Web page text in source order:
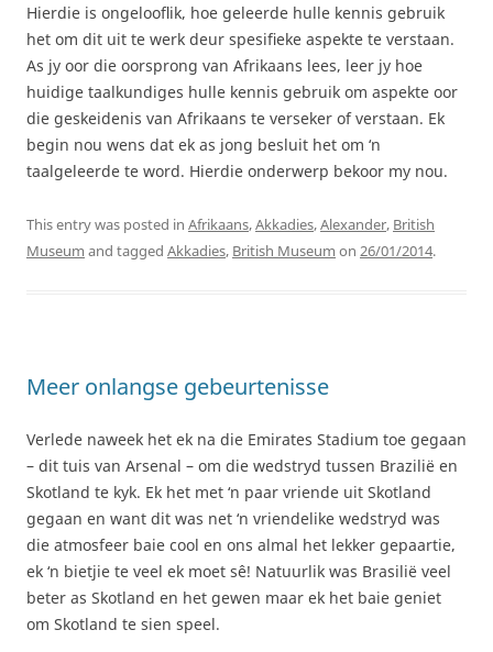
Hierdie is ongelooflik, hoe geleerde hulle kennis gebruik
het om dit uit te werk deur spesifieke aspekte te verstaan.
As jy oor die oorsprong van Afrikaans lees, leer jy hoe
huidige taalkundiges hulle kennis gebruik om aspekte oor
die geskeidenis van Afrikaans te verseker of verstaan. Ek
begin nou wens dat ek as jong besluit het om ‘n
taalgeleerde te word. Hierdie onderwerp bekoor my nou.
This entry was posted in Afrikaans,Akkadies,Alexander, British
Museum and tagged Akkadies, British Museum on 26/01/2014.
Meer onlangse gebeurtenisse
Verlede naweek het ek na die Emirates Stadium toe gegaan
– dit tuis van Arsenal – om die wedstryd tussen Brazilië en
Skotland te kyk. Ek het met ‘n paar vriende uit Skotland
gegaan en want dit was net ‘n vriendelike wedstryd was
die atmosfeer baie cool en ons almal het lekker gepaartie,
ek ‘n bietjie te veel ek moet sê! Natuurlik was Brasilië veel
beter as Skotland en het gewen maar ek het baie geniet
om Skotland te sien speel.